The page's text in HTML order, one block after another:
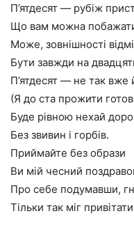
П’ятдесят — рубіж
Що вам можна
Може, зовнішності
Бути завжди на
П’ятдесят — не так вже
(Я до ста прожити
Буде рівною нехай
Без звивин і горбів.
Приймайте без образи
Ви мій чесний
Про себе подумавши,
Тільки так міг